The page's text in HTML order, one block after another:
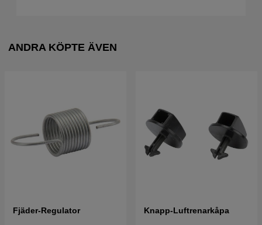
ANDRA KÖPTE ÄVEN
Fjäder-Regulator Knapp-Luftrenarkåpa